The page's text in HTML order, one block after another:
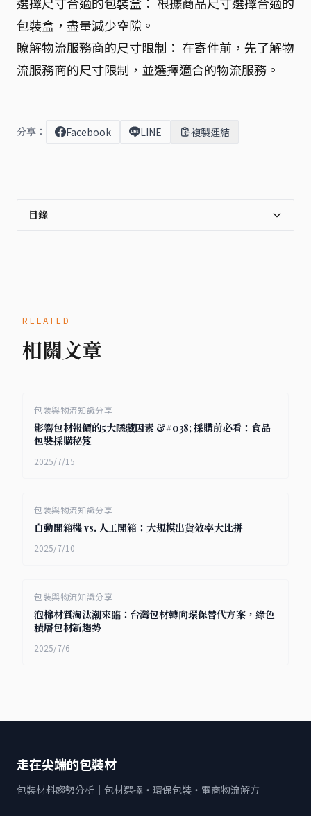
包裝盒，盡量減少空隙。
瞭解物流服務商的尺寸限制： 在寄件前，先了解物
流服務商的尺寸限制，並選擇適合的物流服務。
分享： Facebook LINE 複製連結
目錄
RELATED
相關文章
包裝與物流知識分享
影響包材報價的5大隱藏因素 &#038; 採購前必看：食品
包裝採購秘笈
2025/7/15
包裝與物流知識分享
自動開箱機 vs. 人工開箱：大規模出貨效率大比拼
2025/7/10
包裝與物流知識分享
泡棉材質淘汰潮來臨：台灣包材轉向環保替代方案，綠色
積層包材新趨勢
2025/7/6
走在尖端的包裝材
包裝材料趨勢分析｜包材選擇・環保包裝・電商物流解方